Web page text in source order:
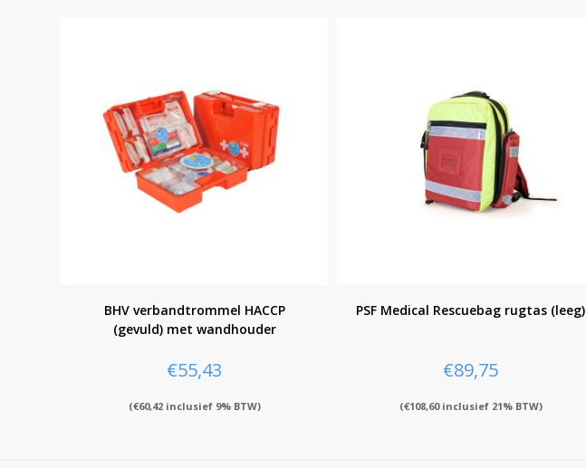
BHV verbandtrommel HACCP
(gevuld) met wandhouder
€55,43
(€60,42inclusief 9% BTW)
PSF Medical Rescuebag rugtas (leeg)
€89,75
(€108,60inclusief 21% BTW)